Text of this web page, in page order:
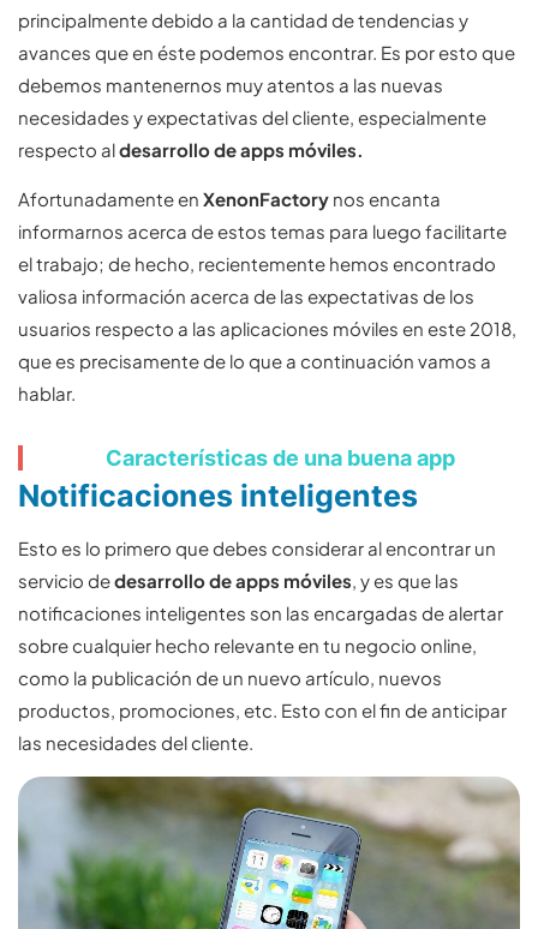
principalmente debido a la cantidad de tendencias y
avances que en éste podemos encontrar. Es por esto que
debemos mantenernos muy atentos a las nuevas
necesidades y expectativas del cliente, especialmente
respecto aldesarrollo de apps móviles.
Afortunadamente en XenonFactory nos encanta
informarnos acerca de estos temas para luego facilitarte
el trabajo; de hecho, recientemente hemos encontrado
valiosa información acerca de las expectativas de los
usuarios respecto a las aplicaciones móviles en este 2018,
que es precisamente de lo que a continuación vamos a
hablar.
Características de una buena app
Notificaciones inteligentes
Esto es lo primero que debes considerar al encontrar un
servicio dedesarrollo de apps móviles, y es que las
notificaciones inteligentes son las encargadas de alertar
sobre cualquier hecho relevante en tu negocio online,
como la publicación de un nuevo artículo, nuevos
productos, promociones, etc. Esto con el fin de anticipar
las necesidades del cliente.